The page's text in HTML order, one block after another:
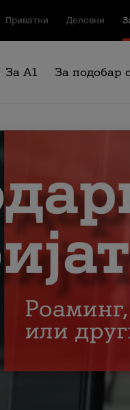
Приватни Деловни
За А1 За подобар